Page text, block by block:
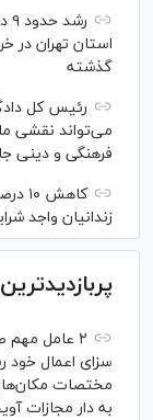
استان تهران در
گذشته
رئیس کل
می‌تواند نقشی
فرهنگی و دینی
زندانیان واجد
سزای اعمال خود
مختصات
به دار مجازات